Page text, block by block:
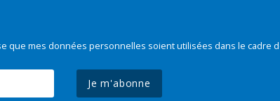
que mes données personnelles soient utilisées dans le cadre
Je m'abonne